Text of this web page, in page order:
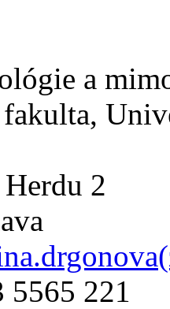
a
2
5565 221